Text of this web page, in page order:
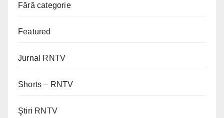
Fără categorie
Featured
Jurnal RNTV
Shorts – RNTV
Ştiri RNTV